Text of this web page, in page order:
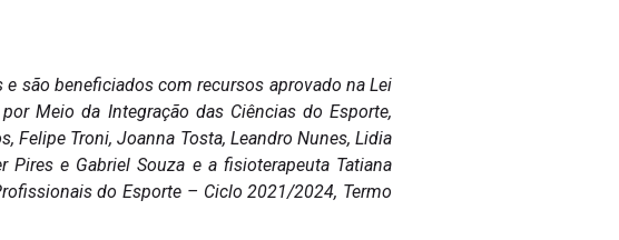
são beneficiados com recursos aprovado na Lei
Meio da Integração das Ciências do Esporte,
Felipe Troni, Joanna Tosta, Leandro Nunes, Lidia
e Gabriel Souza e a fisioterapeuta Tatiana
do Esporte – Ciclo 2021/2024, Termo